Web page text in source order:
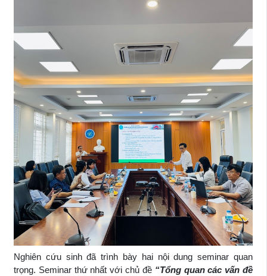
Nghiên cứu sinh đã trình bày hai nội dung seminar quan
trọng. Seminar thứ nhất với chủ đề “Tổng quan các vấn đề